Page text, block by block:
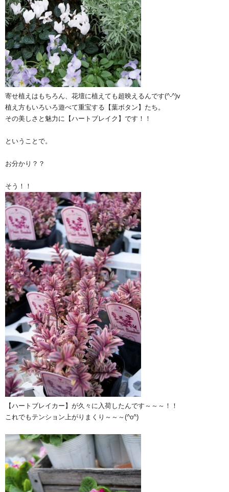
寄せ植えはもちろん、花壇に植えても超映えるんです(^-^)v
植え方もいろいろ遊べて重宝する【葉ボタン】たち。
その美しさと魅力に【ハートブレイク】です！！
ということで。
お分かり？？
そう！！
【ハートブレイカー】が久々に入荷したんです～～～！！
これでもテンション上がりまくり～～～(^o^)